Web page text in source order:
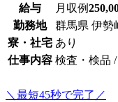
給与 月収例
勤務地
群馬県 伊勢
寮・社宅 あり
仕事内容 検査・検品
＼最短45秒で完了／